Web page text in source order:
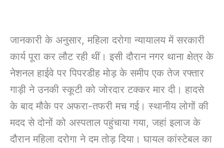
जानकारी के अनुसार, महिला दरोगा न्यायालय में सरकारी
कार्य पूरा कर लौट रही थीं। इसी दौरान नगर थाना क्षेत्र के
नेशनल हाईवे पर पिपरडीह मोड़ के समीप एक तेज रफ्तार
गाड़ी ने उनकी स्कूटी को जोरदार टक्कर मार दी। हादसे
के बाद मौके पर अफरा-तफरी मच गई। स्थानीय लोगों की
मदद से दोनों को अस्पताल पहुंचाया गया, जहां इलाज के
दौरान महिला दरोगा ने दम तोड़ दिया। घायल कांस्टेबल का